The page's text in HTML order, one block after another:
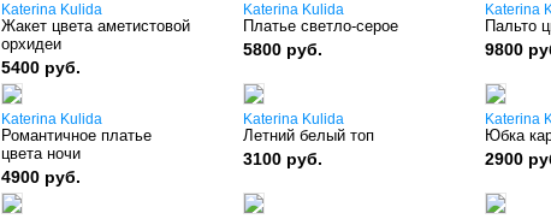
Katerina Kulida
Жакет цвета аметистовой
орхидеи
5400 руб.
Katerina Kulida
Платье светло-серое
5800 руб.
Katerina
Пальто
9800
Katerina Kulida
Романтичное платье
цвета ночи
4900 руб.
Katerina Kulida
Летний белый топ
3100 руб.
Katerina
Юбка
2900